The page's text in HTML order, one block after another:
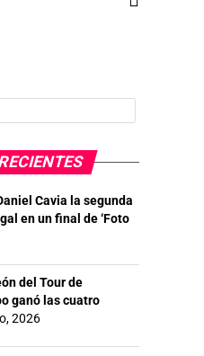
Cavia la segunda
en un final de ‘Foto
del Tour de
ganó las cuatro
2026